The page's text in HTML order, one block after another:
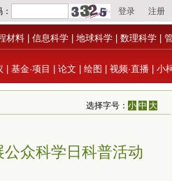
材料 信息科学 地球科学 数理科学
基金·项目 论文 绘图 视频·直播 小
选择字号：小 中 大
众科学日科普活动